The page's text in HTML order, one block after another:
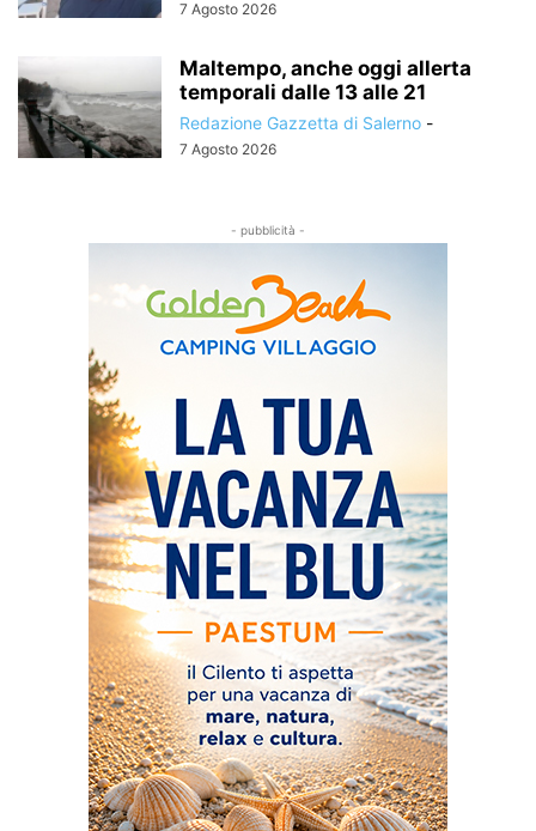
7 Agosto 2026
Maltempo, anche oggi allerta
temporali dalle 13 alle 21
Redazione Gazzetta di Salerno -
7 Agosto 2026
- pubblicità -